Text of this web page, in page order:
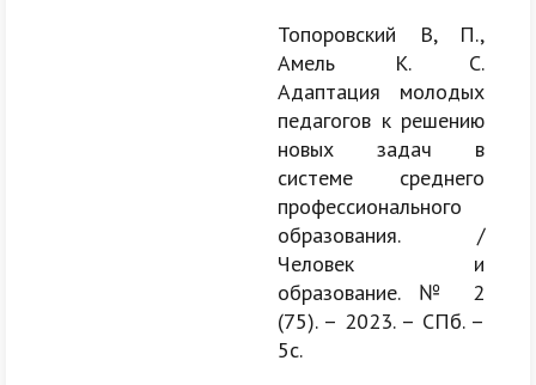
Топоровский В, П.,
Амель К. С.
Адаптация молодых
педагогов к решению
новых задач в
системе среднего
профессионального
образования. /
Человек и
образование. № 2
(75). – 2023. – СПб. –
5с.